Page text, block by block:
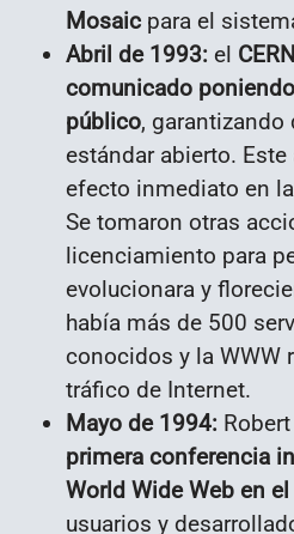
Mosaic para el
Abril de 1993: el
comunicado
público, garantizando
estándar abierto.
efecto inmediato en
Se tomaron otras
licenciamiento para
evolucionara y
había más de 500
conocidos y la WWW
tráfico de Internet.
Mayo de 1994:
primera conferencia
World Wide Web en el
usuarios y